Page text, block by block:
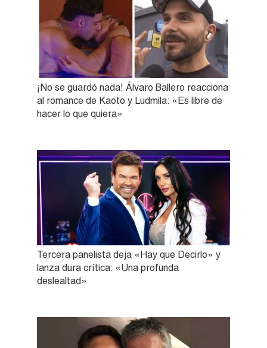
¡No se guardó nada! Álvaro Ballero reacciona
al romance de Kaoto y Ludmila: «Es libre de
hacer lo que quiera»
Tercera panelista deja «Hay que Decirlo» y
lanza dura crítica: «Una profunda
deslealtad»